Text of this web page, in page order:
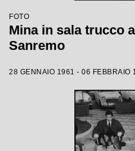
FOTO
Mina in sala trucco
Sanremo
28 GENNAIO 1961 - 06 FEBBRAIO